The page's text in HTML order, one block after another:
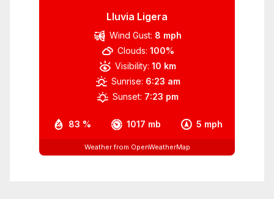
Lluvia Ligera
83 % 1017 mb 5 mph
Wind Gust: 8 mph
Clouds: 100%
Visibility: 10 km
Sunrise: 6:23 am
Sunset: 7:23 pm
Weather from OpenWeatherMap